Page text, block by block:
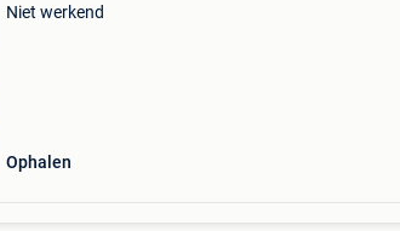
Niet werkend
Ophalen